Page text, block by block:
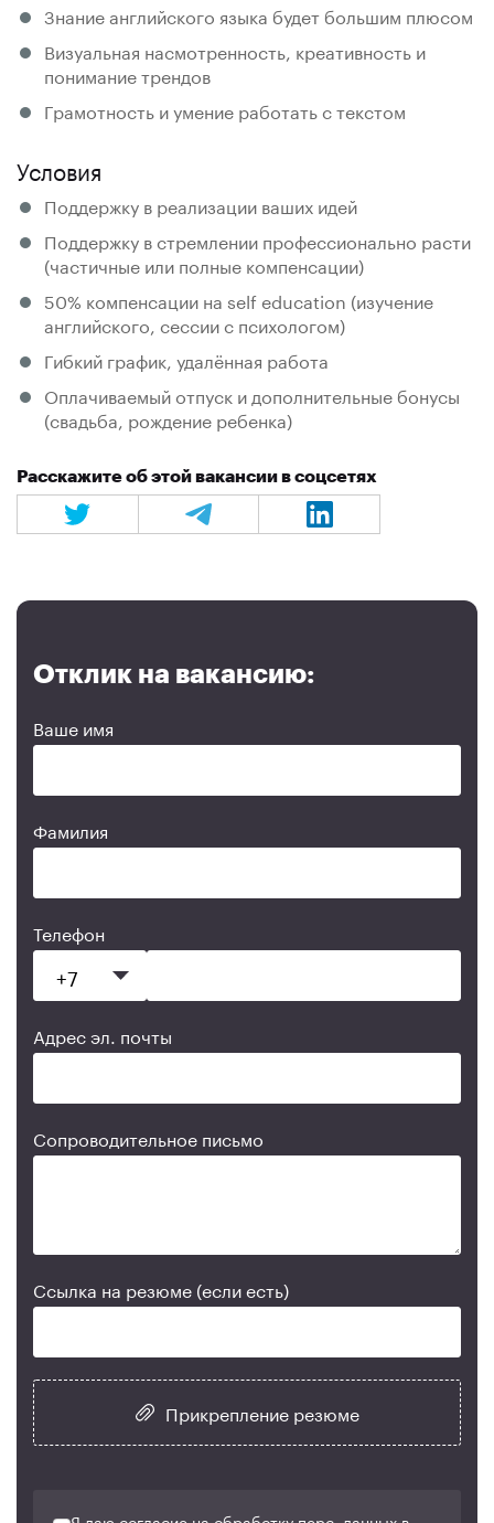
Знание английского языка будет большим плюсом
Визуальная насмотренность, креативность и
понимание трендов
Грамотность и умение работать с текстом
Условия
Поддержку в реализации ваших идей
Поддержку в стремлении профессионально расти
(частичные или полные компенсации)
50% компенсации на self education (изучение
английского, сессии с психологом)
Гибкий график, удалённая работа
Оплачиваемый отпуск и дополнительные бонусы
(свадьба, рождение ребенка)
Расскажите об этой вакансии в соцсетях
Отклик на вакансию:
Ваше имя
Фамилия
Телефон
Адрес эл. почты
Сопроводительное письмо
Ссылка на резюме (если есть)
Прикрепление резюме